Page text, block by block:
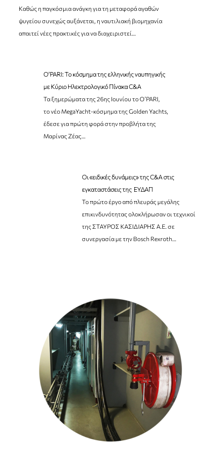
Καθώς η παγκόσμια ανάγκη για τη μεταφορά αγαθών
ψυγείου συνεχώς αυξάνεται, η ναυτιλιακή βιομηχανία
απαιτεί νέες πρακτικές για να διαχειριστεί…
O’PARI: Το κόσμημα της ελληνικής ναυπηγικής
με Κύριο Ηλεκτρολογικό Πίνακα C&A
Τα ξημερώματα της 26ης Ιουνίου το O’PARI,
το νέο MegaYacht-κόσμημα της Golden Yachts,
έδεσε για πρώτη φορά στην προβλήτα της
Μαρίνας Ζέας…
Οι «ειδικές δυνάμεις» της C&A στις
εγκαταστάσεις της ΕΥΔΑΠ
Το πρώτο έργο από πλευράς μεγάλης
επικινδυνότητας ολοκλήρωσαν οι τεχνικοί
της ΣΤΑΥΡΟΣ ΚΑΣΙΔΙΑΡΗΣ Α.Ε. σε
συνεργασία με την Bosch Rexroth…